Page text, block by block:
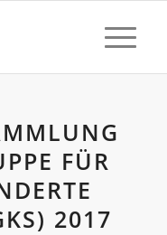
FÜR
2017